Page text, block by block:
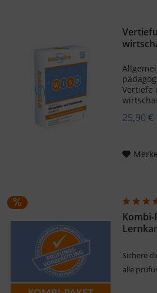
Vertiefe
25,90 €
Kombi-
Sichere
alle